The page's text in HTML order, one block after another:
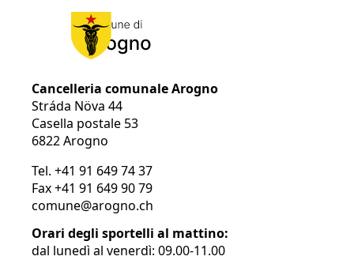
Cancelleria comunale Arogno
Stráda Növa 44
Casella postale 53
6822 Arogno
Tel.+41 91 649 74 37
Fax+41 91 649 90 79
comune@arogno.ch
Orari degli sportelli al mattino:
dal lunedì al venerdì: 09.00-11.00